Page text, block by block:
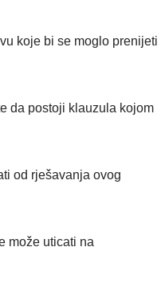
koje bi se moglo prenijeti
da postoji klauzula kojom
od rješavanja ovog
može uticati na